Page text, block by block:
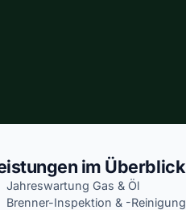
im Überblick
Jahreswartung Gas & Öl
Brenner-Inspektion & -Reinigung